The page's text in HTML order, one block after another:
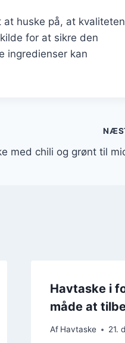
huske på, at kvaliteten
for at sikre den
ingredienser kan
med chili og grønt til
Havtaske i
måde at
Af Havtaske 21.